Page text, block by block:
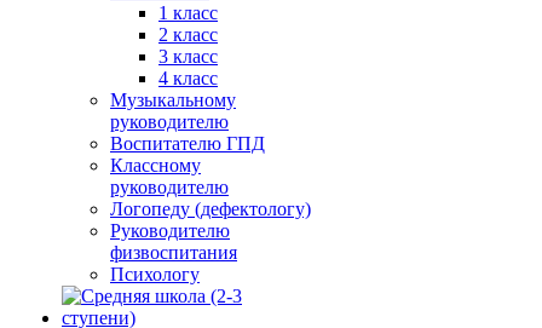
1 класс
2 класс
3 класс
4 класс
Музыкальному
руководителю
Воспитателю ГПД
Классному
руководителю
Логопеду (дефектологу)
Руководителю
физвоспитания
Психологу